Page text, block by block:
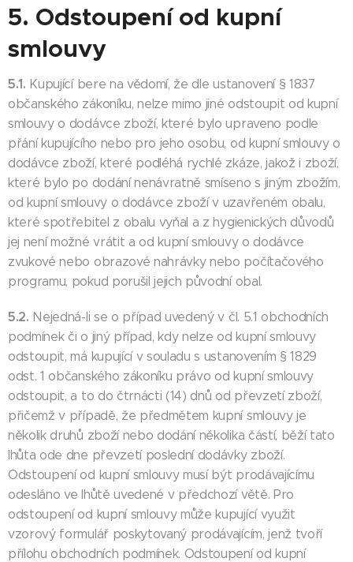
5. Odstoupení od kupní
smlouvy
5.1. Kupující bere na vědomí, že dle ustanovení § 1837
občanského zákoníku, nelze mimo jiné odstoupit od kupní
smlouvy o dodávce zboží, které bylo upraveno podle
přání kupujícího nebo pro jeho osobu, od kupní smlouvy o
dodávce zboží, které podléhá rychlé zkáze, jakož i zboží,
které bylo po dodání nenávratně smíseno s jiným zbožím,
od kupní smlouvy o dodávce zboží v uzavřeném obalu,
které spotřebitel z obalu vyňal a z hygienických důvodů
jej není možné vrátit a od kupní smlouvy o dodávce
zvukové nebo obrazové nahrávky nebo počítačového
programu, pokud porušil jejich původní obal.
5.2. Nejedná-li se o případ uvedený v čl. 5.1 obchodních
podmínek či o jiný případ, kdy nelze od kupní smlouvy
odstoupit, má kupující v souladu s ustanovením § 1829
odst. 1 občanského zákoníku právo od kupní smlouvy
odstoupit, a to do čtrnácti (14) dnů od převzetí zboží,
přičemž v případě, že předmětem kupní smlouvy je
několik druhů zboží nebo dodání několika částí, běží tato
lhůta ode dne převzetí poslední dodávky zboží.
Odstoupení od kupní smlouvy musí být prodávajícímu
odesláno ve lhůtě uvedené v předchozí větě. Pro
odstoupení od kupní smlouvy může kupující využit
vzorový formulář poskytovaný prodávajícím, jenž tvoří
přílohu obchodních podmínek. Odstoupení od kupní